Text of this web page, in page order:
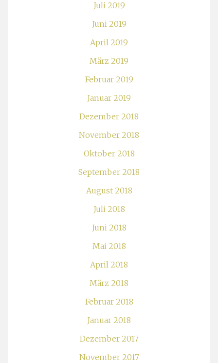
Juli 2019
Juni 2019
April 2019
März 2019
Februar 2019
Januar 2019
Dezember 2018
November 2018
Oktober 2018
September 2018
August 2018
Juli 2018
Juni 2018
Mai 2018
April 2018
März 2018
Februar 2018
Januar 2018
Dezember 2017
November 2017